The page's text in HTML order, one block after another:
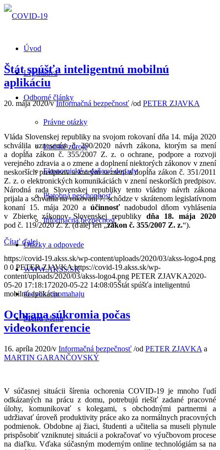
Úvod
Legislatíva
Odborné články
Právne otázky
Ľudské zdroje
Ekonomické a daňové dopady
Platobná neschopnosť
Informačná bezpečnosť
Otázky a odpovede
WWW.AKSS.SK
#advokatipomahaju
Menu Menu
Štát spúšťa inteligentnú mobilnú
aplikáciu
20. mája 2020/vInformačná bezpečnosť /od PETER ZJAVKA
Vláda Slovenskej republiky na svojom rokovaní dňa 14. mája 2020
schválila uznesením č. 290/2020 návrh zákona, ktorým sa mení
a dopĺňa zákon č. 355/2007 Z. z. o ochrane, podpore a rozvoji
verejného zdravia a o zmene a doplnení niektorých zákonov v znení
neskorších predpisov a ktorým sa mení a dopĺňa zákon č. 351/2011
Z. z. o elektronických komunikáciách v znení neskorších predpisov.
Národná rada Slovenskej republiky tento vládny návrh zákona
prijala a schválila na rokovaní 7. schôdze v skrátenom legislatívnom
konaní 15. mája 2020 a účinnosťnadobudol dňom vyhlásenia
v Zbierke zákonov Slovenskej republiky dňa
18. mája 2020
pod č. 119/2020 Z. z. (ďalej len „zákon č. 355/2007 Z. z.“).
Čítať ďalej
https://covid-19.akss.sk/wp-content/uploads/2020/03/akss-logo4.png
0 0 PETER ZJAVKA https://covid-19.akss.sk/wp-
content/uploads/2020/03/akss-logo4.png PETER ZJAVKA2020-
05-20 17:18:172020-05-22 14:08:05Štát spúšťa inteligentnú
mobilnú aplikáciu
Ochrana súkromia počas
videokonferencie
16. apríla 2020/v Informačná bezpečnosť /od PETER ZJAVKA a
MARTIN GARANČOVSKÝ
V súčasnej situácii šírenia ochorenia COVID-19 je mnoho ľudí
odkázaných na prácu z domu, potrebujú riešiť zadané pracovné
úlohy, komunikovať s kolegami, s obchodnými partnermi a
udržiavať úroveň produktivity práce ako za normálnych pracovných
podmienok. Obdobne aj žiaci, študenti a učitelia sa museli plynule
prispôsobiť vzniknutej situácii a pokračovať vo výučbovom procese
na diaľku. Vďaka súčasným moderným online technológiám sa na